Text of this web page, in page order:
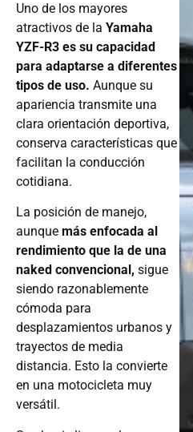
Uno de los mayores
atractivos de la Yamaha
YZF-R3 es su capacidad
para adaptarse a diferentes
tipos de uso. Aunque su
apariencia transmite una
clara orientación deportiva,
conserva características que
facilitan la conducción
cotidiana.
La posición de manejo,
aunque más enfocada al
rendimiento que la de una
naked convencional, sigue
siendo razonablemente
cómoda para
desplazamientos urbanos y
trayectos de media
distancia. Esto la convierte
en una motocicleta muy
versátil.